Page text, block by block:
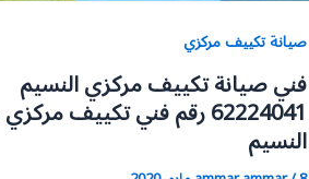
صيانة تكييف مركزي
فني صيانة تكييف مركزي النسيم
62224041 رقم فني تكييف
النسيم